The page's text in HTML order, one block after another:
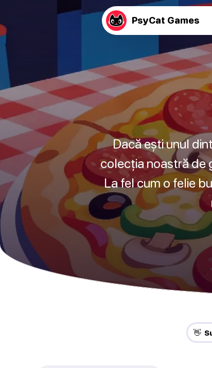
PsyCat Games
Dacă ești unul
colecția noastră de
La fel cum o felie
👋